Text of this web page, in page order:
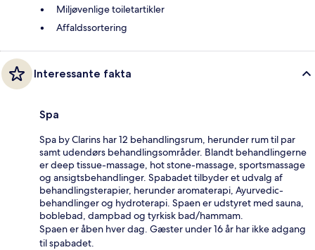
Miljøvenlige toiletartikler
Affaldssortering
Interessante fakta
Spa
Spa by Clarins har 12 behandlingsrum, herunder rum til par
samt udendørs behandlingsområder. Blandt behandlingerne
er deep tissue-massage, hot stone-massage, sportsmassage
og ansigtsbehandlinger. Spabadet tilbyder et udvalg af
behandlingsterapier, herunder aromaterapi, Ayurvedic-
behandlinger og hydroterapi. Spaen er udstyret med sauna,
boblebad, dampbad og tyrkisk bad/hammam.
Spaen er åben hver dag. Gæster under 16 år har ikke adgang
til spabadet.